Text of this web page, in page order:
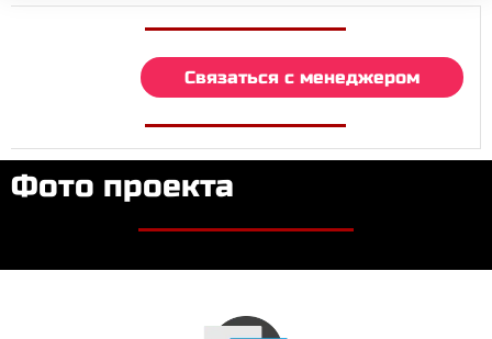
Связаться с менеджером
Фото проекта